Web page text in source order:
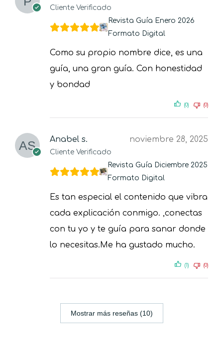
Cliente Verificado
Revista Guía Enero 2026
Formato Digital
Como su propio nombre dice, es una
guía, una gran guía. Con honestidad
y bondad
(0) (0)
Anabel s.
Cliente Verificado
noviembre 28, 2025
Revista Guía Diciembre 2025
Formato Digital
Es tan especial el contenido que vibra
cada explicación conmigo. ,conectas
con tu yo y te guía para sanar donde
lo necesitas.Me ha gustado mucho.
(1) (0)
Mostrar más reseñas (10)